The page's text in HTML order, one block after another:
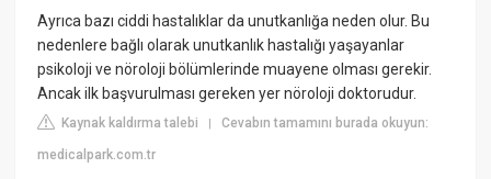
Ayrıca bazı ciddi hastalıklar da unutkanlığa neden olur. Bu
nedenlere bağlı olarak unutkanlık hastalığı yaşayanlar
psikoloji ve nöroloji bölümlerinde muayene olması gerekir.
Ancak ilk başvurulması gereken yer nöroloji doktorudur.
Kaynak kaldırma talebi |Cevabın tamamını burada okuyun:
medicalpark.com.tr